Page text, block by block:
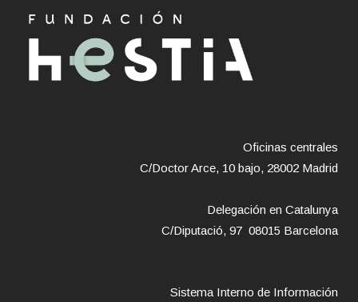
Oficinas centrales
C/Doctor Arce, 10 bajo, 28002 Madrid
Delegación en Catalunya
C/Diputació, 97 08015 Barcelona
Sistema Interno de Información